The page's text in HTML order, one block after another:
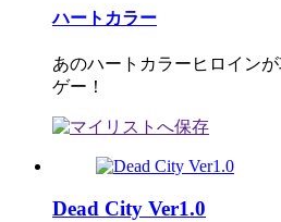
ハートカラー
あのハートカラーヒロイン
ゲー！
Dead City Ver1.0